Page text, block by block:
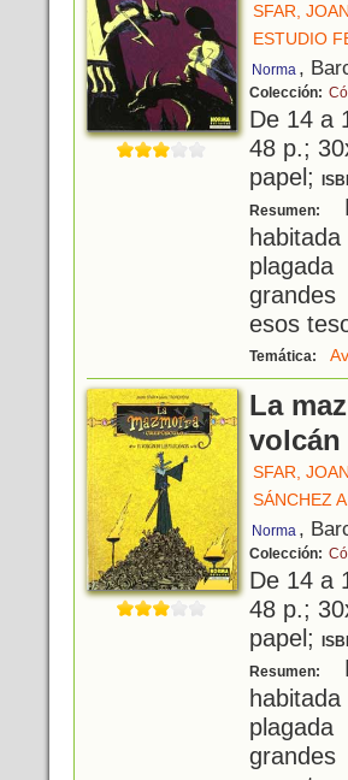
SFAR,
ESTUDIO
Norma ,
Colección:
De 14 a
48 p.;
papel;
Resumen:
esos
Temática:
La
volcán
SFAR,
SÁNCHEZ
Norma ,
Colección:
De 14 a
48 p.;
papel;
Resumen: